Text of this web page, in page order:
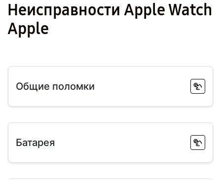
Неисправности Apple Watch
Apple
Общие поломки
Батарея